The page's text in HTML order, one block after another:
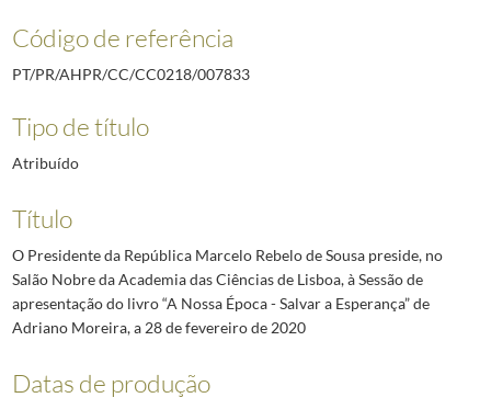
Código de referência
PT/PR/AHPR/CC/CC0218/007833
Tipo de título
Atribuído
Título
O Presidente da República Marcelo Rebelo de Sousa preside, no
Salão Nobre da Academia das Ciências de Lisboa, à Sessão de
apresentação do livro “A Nossa Época - Salvar a Esperança” de
Adriano Moreira, a 28 de fevereiro de 2020
Datas de produção